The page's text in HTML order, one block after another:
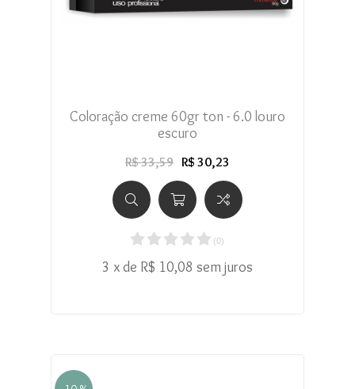
Coloração creme 60gr ton - 6.0 louro
escuro
R$ 33,59 R$ 30,23
(0)
3 x de R$ 10,08 sem juros